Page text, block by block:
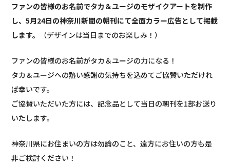
ファンの皆様のお名前でタカ＆ユージのモザイクアートを制作
し、5月24日の神奈川新聞の朝刊にて全面カラー広告として掲載
します。
（デザインは当日までのお楽しみ！）
ファンの皆様のお名前がタカ＆ユージの力になる！
タカ＆ユージへの熱い感謝の気持ちを込めてご協賛いただけれ
ば幸いです。
ご協賛いただいた方には、記念品として当日の朝刊を1部お送り
いたします。
神奈川県にお住まいの方は勿論のこと、遠方にお住いの方も是
非ご検討ください！